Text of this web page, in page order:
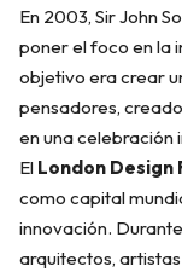
En 2003, Sir John
poner el foco en la
objetivo era crear
pensadores,
en una celebración
El London Design
como capital
innovación.
arquitectos,